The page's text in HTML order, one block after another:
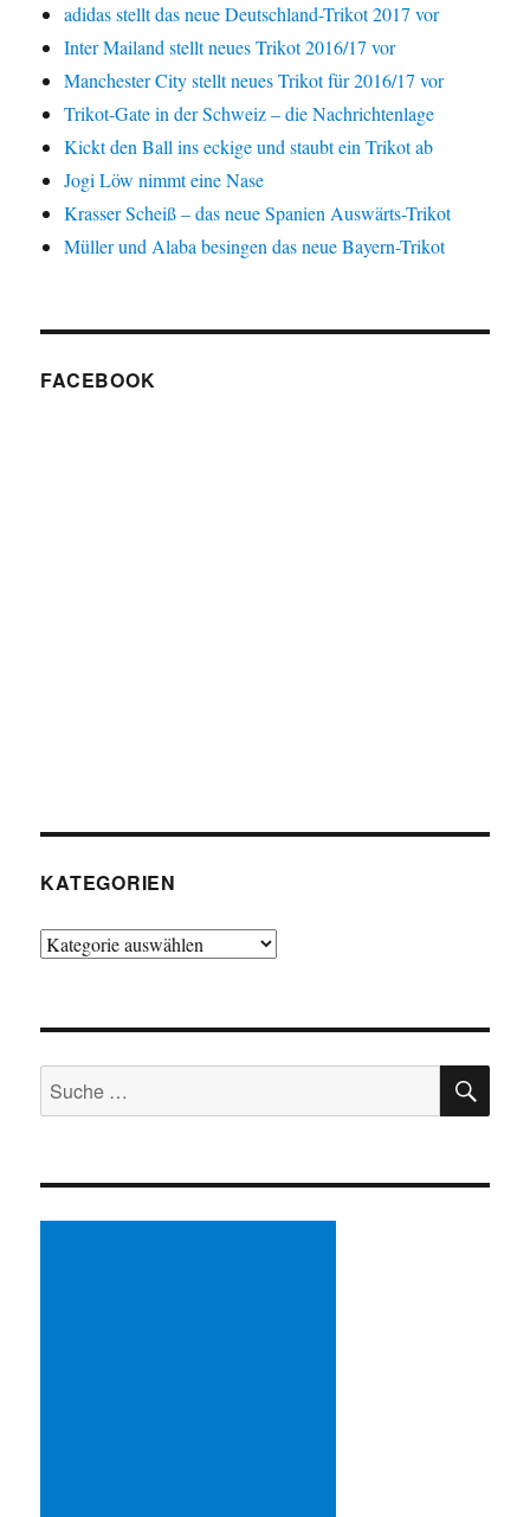
adidas stellt das neue Deutschland-Trikot 2017 vor
Inter Mailand stellt neues Trikot 2016/17 vor
Manchester City stellt neues Trikot für 2016/17 vor
Trikot-Gate in der Schweiz – die Nachrichtenlage
Kickt den Ball ins eckige und staubt ein Trikot ab
Jogi Löw nimmt eine Nase
Krasser Scheiß – das neue Spanien Auswärts-Trikot
Müller und Alaba besingen das neue Bayern-Trikot
FACEBOOK
KATEGORIEN
Kategorien
Suche
nach: